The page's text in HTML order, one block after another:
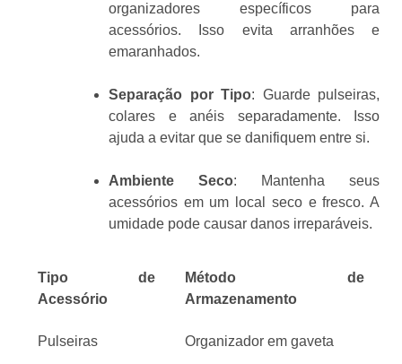
organizadores específicos para
acessórios. Isso evita arranhões e
emaranhados.
Separação por Tipo: Guarde pulseiras,
colares e anéis separadamente. Isso
ajuda a evitar que se danifiquem entre si.
Ambiente Seco: Mantenha seus
acessórios em um local seco e fresco. A
umidade pode causar danos irreparáveis.
Tipo de
Acessório
Método de
Armazenamento
Pulseiras Organizador em gaveta